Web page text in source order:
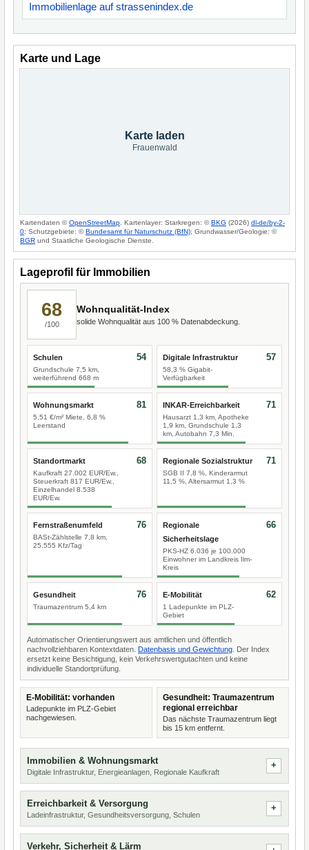
Immobilienlage auf strassenindex.de
Karte und Lage
Karte laden
Frauenwald
Kartendaten ©OpenStreetMap . Kartenlayer: Starkregen: ©BKG (2026) dl-de/by-2-
0; Schutzgebiete: ©Bundesamt für Naturschutz (BfN); Grundwasser/Geologie: ©
BGR und Staatliche Geologische Dienste.
Lageprofil für Immobilien
68
/100
Wohnqualität-Index
solide Wohnqualität aus 100 % Datenabdeckung.
Schulen
Grundschule 7,5 km,
weiterführend 668 m
54 Digitale Infrastruktur
58,3 % Gigabit-
Verfügbarkeit
57
Wohnungsmarkt
5,51 €/m² Miete, 6,8 %
Leerstand
81 INKAR-Erreichbarkeit
Hausarzt 1,3 km, Apotheke
1,9 km, Grundschule 1,3
km, Autobahn 7,3 Min.
71
Standortmarkt
Kaufkraft 27.002 EUR/Ew.,
Steuerkraft 817 EUR/Ew.,
Einzelhandel 8.538
EUR/Ew.
68 Regionale Sozialstruktur
SGB II 7,8 %, Kinderarmut
11,5 %, Altersarmut 1,3 %
71
Fernstraßenumfeld
BASt-Zählstelle 7,8 km,
25.555 Kfz/Tag
76
Regionale
Sicherheitslage
PKS-HZ 6.036 je 100.000
Einwohner im Landkreis Ilm-
Kreis
66
Gesundheit
Traumazentrum 5,4 km
76 E-Mobilität
1 Ladepunkte im PLZ-
Gebiet
62
Automatischer Orientierungswert aus amtlichen und öffentlich
nachvollziehbaren Kontextdaten. Datenbasis und Gewichtung . Der Index
ersetzt keine Besichtigung, kein Verkehrswertgutachten und keine
individuelle Standortprüfung.
E-Mobilität: vorhanden
Ladepunkte im PLZ-Gebiet
nachgewiesen.
Gesundheit: Traumazentrum
regional erreichbar
Das nächste Traumazentrum liegt
bis 15 km entfernt.
Immobilien & Wohnungsmarkt
Digitale Infrastruktur, Energieanlagen, Regionale Kaufkraft
Erreichbarkeit & Versorgung
Ladeinfrastruktur, Gesundheitsversorgung, Schulen
Verkehr, Sicherheit & Lärm